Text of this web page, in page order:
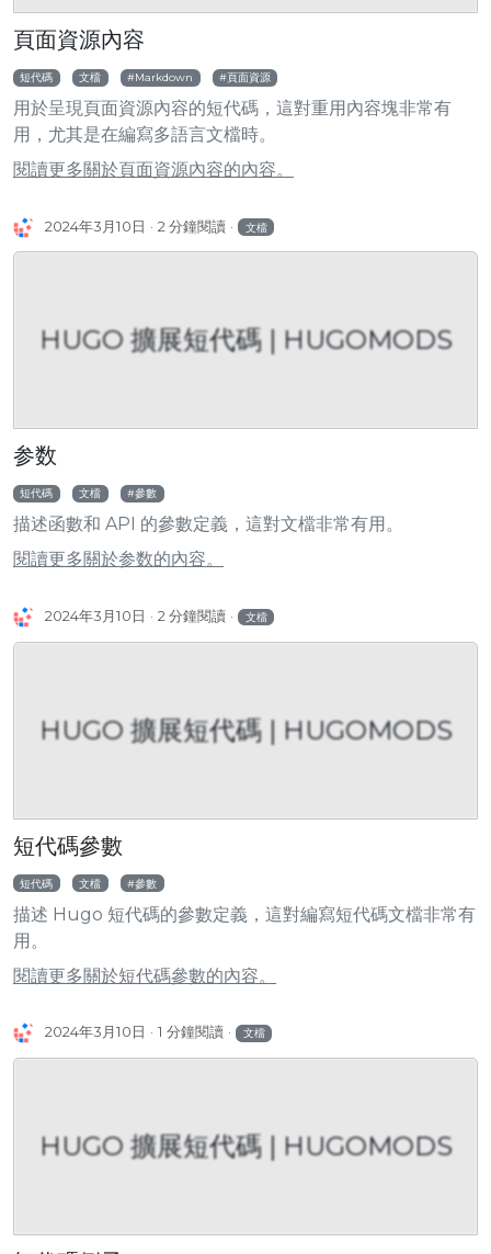
頁面資源內容
短代碼 文檔 Markdown 頁面資源
用於呈現頁面資源內容的短代碼，這對重用內容塊非常有
用，尤其是在編寫多語言文檔時。
閱讀更多關於頁面資源內容的內容。
2024年3月10日 2 分鐘閱讀 文檔
HUGO 擴展短代碼 | HUGOMODS
参数
短代碼 文檔 參數
描述函數和 API 的參數定義，這對文檔非常有用。
閱讀更多關於参数的內容。
2024年3月10日 2 分鐘閱讀 文檔
HUGO 擴展短代碼 | HUGOMODS
短代碼參數
短代碼 文檔 參數
描述 Hugo 短代碼的參數定義，這對編寫短代碼文檔非常有
用。
閱讀更多關於短代碼參數的內容。
2024年3月10日 1 分鐘閱讀 文檔
HUGO 擴展短代碼 | HUGOMODS